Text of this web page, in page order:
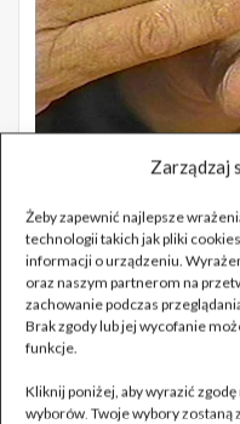
Zarządzaj
Żeby zapewnić najlepsze
technologii takich jak pliki
informacji o urządzeniu.
oraz naszym partnerom na
zachowanie podczas
Brak zgody lub jej wycofanie
funkcje.
Kliknij poniżej, aby wyrazić
wyborów. Twoje wybory